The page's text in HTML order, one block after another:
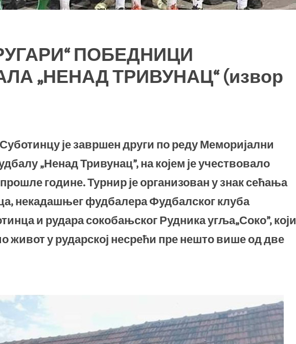
ПОБЕДНИЦИ
„НЕНАД ТРИВУНАЦ“ (извор
је завршен други по реду Меморијални
„Ненад Тривунац”, на којем је учествовало
године. Турнир је организован у знак сећања
некадашњег фудбалера Фудбалског клуба
и рудара сокобањског Рудника угља„Соко”, који
живот у рударској несрећи пре нешто више од две